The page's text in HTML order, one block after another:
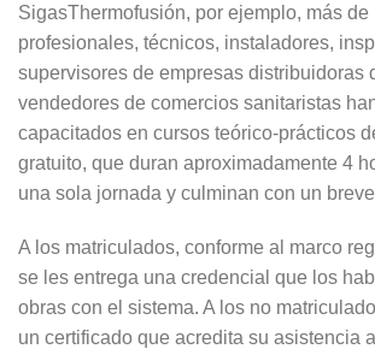
SigasThermofusión, por ejemplo, más de
profesionales, técnicos, instaladores,
supervisores de empresas distribuidoras
vendedores de comercios sanitaristas
capacitados en cursos teórico-prácticos
gratuito, que duran aproximadamente 4
una sola jornada y culminan con un
A los matriculados, conforme al marco
se les entrega una credencial que los
obras con el sistema. A los no
un certificado que acredita su asistencia